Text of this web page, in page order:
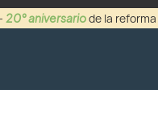
20° aniversariode la reforma